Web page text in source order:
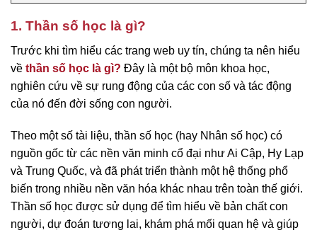
1. Thần số học là gì?
Trước khi tìm hiểu các trang web uy tín, chúng ta nên hiểu
về thần số học là gì? Đây là một bộ môn khoa học,
nghiên cứu về sự rung động của các con số và tác động
của nó đến đời sống con người.
Theo một số tài liệu, thần số học (hay Nhân số học) có
nguồn gốc từ các nền văn minh cổ đại như Ai Cập, Hy Lạp
và Trung Quốc, và đã phát triển thành một hệ thống phổ
biến trong nhiều nền văn hóa khác nhau trên toàn thế giới.
Thần số học được sử dụng để tìm hiểu về bản chất con
người, dự đoán tương lai, khám phá mối quan hệ và giúp